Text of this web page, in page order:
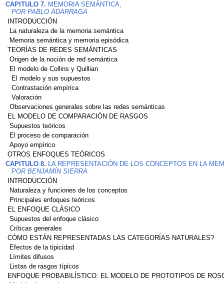
CAPITULO 7. MEMORIA SEMÁNTICA,
POR PABLO ADARRAGA
INTRODUCCIÓN
La naturaleza de la memoria semántica
Memoria semántica y memoria episódica
TEORÍAS DE REDES SEMÁNTICAS
Origen de la noción de red semántica
El modelo de Collins y Quillian
El modelo y sus supuestos
Contrastación empírica
Valoración
Observaciones generales sobre las redes semánticas
EL MODELO DE COMPARACIÓN DE RASGOS
Supuestos teóricos
El proceso de comparación
Apoyo empírico
OTROS ENFOQUES TEÓRICOS
CAPITULO 8. LA REPRESENTACIÓN DE LOS CONCEPTOS EN LA
POR BENJAMÍN SIERRA
INTRODUCCIÓN
Naturaleza y funciones de los conceptos
Principales enfoques teóricos
EL ENFOQUE CLÁSICO
Supuestos del enfoque clásico
Críticas generales
CÓMO ESTÁN REPRESENTADAS LAS CATEGORÍAS NATURALES?
Efectos de la tipicidad
Límites difusos
Listas de rasgos típicos
ENFOQUE PROBABILÍSTICO: EL MODELO DE PROTOTIPOS DE